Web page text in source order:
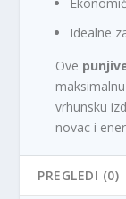
Idealne
Ove
vrhunsku
novac i
PREGLEDI (0)